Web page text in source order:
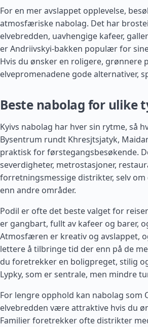
For en mer avslappet opplevelse,
atmosfæriske nabolag. Det har
elvebredden, uavhengige kafeer,
er Andriivskyi-bakken populær for
Hvis du ønsker en roligere, grønnere
elvepromenadene gode alternativer,
Beste nabolag for ulike
Kyivs nabolag har hver sin rytme, så
Bysentrum rundt Khresjtsjatyk,
praktisk for førstegangsbesøkende.
severdigheter, metrostasjoner,
forretningsmessige distrikter, selv
enn andre områder.
Podil er ofte det beste valget for
er gangbart, fullt av kafeer og barer,
Atmosfæren er kreativ og avslappet,
lettere å tilbringe tid der enn på de
du foretrekker en boligpreget, stilig
Lypky, som er sentrale, men mindre
For lengre opphold kan nabolag
elvebredden være attraktive hvis du
Familier foretrekker ofte distrikter